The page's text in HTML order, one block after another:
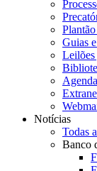
Guias
Notícias
Todas
Banco